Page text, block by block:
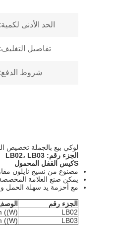
الحد الأدنى لكمية:
تفاصيل التغليف:
شروط الدفع:
لوكي بيع بالجملة تخصيص
الجزء رقم: LB02، LB03
Sكيس القفل المحمول
مصنوع من نسيج نايلون
يمكن صنع العلامة
مع أحزمة يد سهلة الحمل
الجزء رقم
LB02
((W)
LB03
((W)